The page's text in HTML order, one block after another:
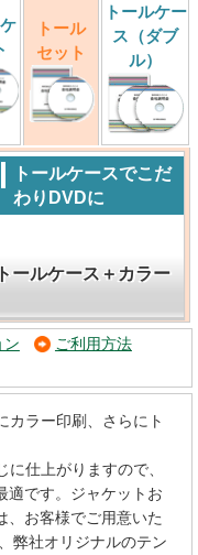
トール
セット
トールケー
ス（ダブ
ル）
トールケースでこだ
わりDVDに
ールケース＋カラー
ン
ご利用方法
カラー印刷、さらにト
仕上がりますので、
適です。ジャケットお
、お客様でご用意いた
弊社オリジナルのテン